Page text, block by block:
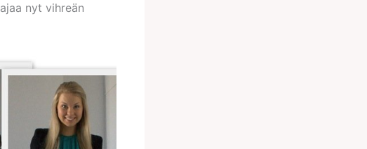
nyt vihreän